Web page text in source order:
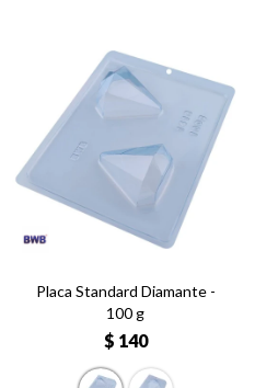
Placa Standard Diamante -
100 g
$ 140